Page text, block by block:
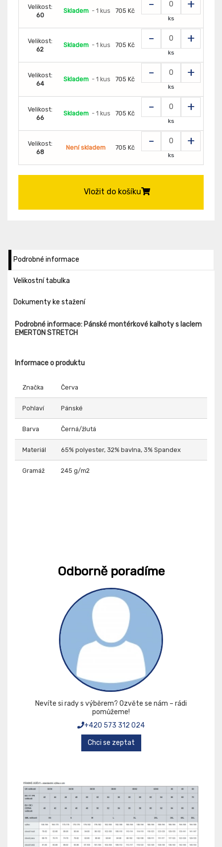
Velikost:
60
Skladem - 1 kus 705 Kč - +
ks
Velikost:
62
Skladem - 1 kus 705 Kč - +
ks
Velikost:
64
Skladem - 1 kus 705 Kč - +
ks
Velikost:
66
Skladem - 1 kus 705 Kč - +
ks
Velikost:
68
Není skladem 705 Kč - +
ks
Vložit do košíku
Podrobné informace
Velikostní tabulka
Dokumenty ke stažení
Podrobné informace: Pánské montérkové kalhoty s laclem
EMERTON STRETCH
Informace o produktu
Značka Červa
Pohlaví Pánské
Barva Černá/žlutá
Materiál 65% polyester, 32% bavlna, 3% Spandex
Gramáž 245 g/m2
Odborně poradíme
Nevíte si rady s výběrem? Ozvěte se nám – rádi
pomůžeme!
+420 573 312 024
Chci se zeptat